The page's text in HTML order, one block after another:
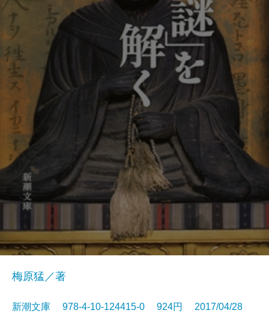
梅原猛／著
新潮文庫 978-4-10-124415-0 924円 2017/04/28